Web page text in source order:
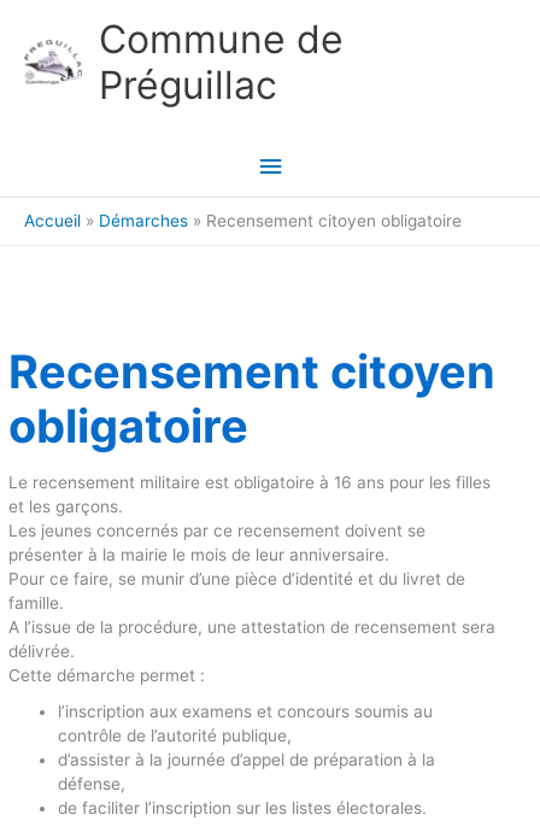
Commune de
Préguillac
Menu
principal
Accueil Démarches Recensement citoyen obligatoire
Recensement citoyen
obligatoire
Le recensement militaire est obligatoire à 16 ans pour les filles
et les garçons.
Les jeunes concernés par ce recensement doivent se
présenter à la mairie le mois de leur anniversaire.
Pour ce faire, se munir d’une pièce d’identité et du livret de
famille.
A l’issue de la procédure, une attestation de recensement sera
délivrée.
Cette démarche permet :
l’inscription aux examens et concours soumis au
contrôle de l’autorité publique,
d’assister à la journée d’appel de préparation à la
défense,
de faciliter l’inscription sur les listes électorales.